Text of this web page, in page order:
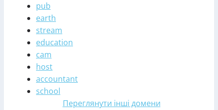
pub
earth
stream
education
cam
host
accountant
school
Переглянути інші домени